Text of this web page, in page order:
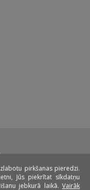
pirkšanas pieredzi.
Jūs piekrītat sīkdatņu
jebkurā laikā. Vairāk